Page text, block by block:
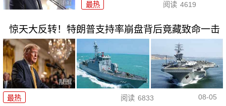
最热 阅读 4619
惊天大反转！特朗普支持率崩盘背后竟藏致命一击
最热 阅读 6833 08-05